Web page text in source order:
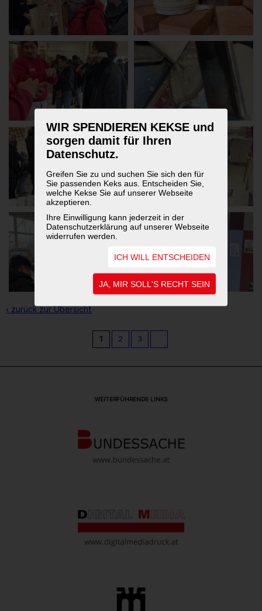
WIR SPENDIEREN KEKSE und
sorgen damit für Ihren
Datenschutz.
Greifen Sie zu und suchen Sie sich den für
Sie passenden Keks aus. Entscheiden Sie,
welche Kekse Sie auf unserer Webseite
akzeptieren.
Ihre Einwilligung kann jederzeit in der
Datenschutzerklärung auf unserer Webseite
widerrufen werden.
ICH WILL ENTSCHEIDEN
JA, MIR SOLL'S RECHT SEIN
‹ zurück zur Übersicht
1 2 3
WEITERFÜHRENDE LINKS